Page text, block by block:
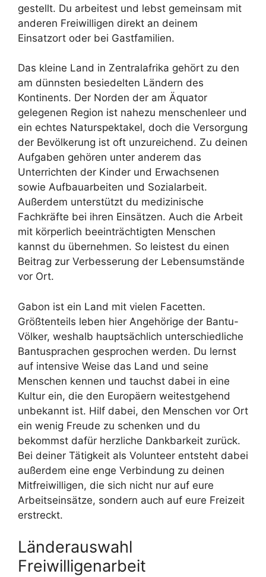
gestellt. Du arbeitest und lebst gemeinsam mit
anderen Freiwilligen direkt an deinem
Einsatzort oder bei Gastfamilien.
Das kleine Land in Zentralafrika gehört zu den
am dünnsten besiedelten Ländern des
Kontinents. Der Norden der am Äquator
gelegenen Region ist nahezu menschenleer und
ein echtes Naturspektakel, doch die Versorgung
der Bevölkerung ist oft unzureichend. Zu deinen
Aufgaben gehören unter anderem das
Unterrichten der Kinder und Erwachsenen
sowie Aufbauarbeiten und Sozialarbeit.
Außerdem unterstützt du medizinische
Fachkräfte bei ihren Einsätzen. Auch die Arbeit
mit körperlich beeinträchtigten Menschen
kannst du übernehmen. So leistest du einen
Beitrag zur Verbesserung der Lebensumstände
vor Ort.
Gabon ist ein Land mit vielen Facetten.
Größtenteils leben hier Angehörige der Bantu-
Völker, weshalb hauptsächlich unterschiedliche
Bantusprachen gesprochen werden. Du lernst
auf intensive Weise das Land und seine
Menschen kennen und tauchst dabei in eine
Kultur ein, die den Europäern weitestgehend
unbekannt ist. Hilf dabei, den Menschen vor Ort
ein wenig Freude zu schenken und du
bekommst dafür herzliche Dankbarkeit zurück.
Bei deiner Tätigkeit als Volunteer entsteht dabei
außerdem eine enge Verbindung zu deinen
Mitfreiwilligen, die sich nicht nur auf eure
Arbeitseinsätze, sondern auch auf eure Freizeit
erstreckt.
Länderauswahl
Freiwilligenarbeit